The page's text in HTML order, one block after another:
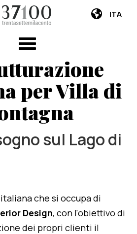
ITA
per Villa di
sul Lago di
che si occupa di
Design, con l'obiettivo di
dei propri clienti il